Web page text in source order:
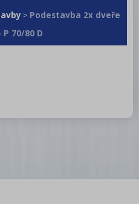
> Podestavba 2x dveře
P 70/80 D